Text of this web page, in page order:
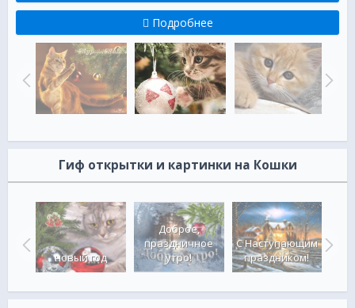
Подробнее
Гиф открытки и картинки на Кошки
новый год
Доброе,
праздничное
утро!
С Наступающим
праздником!